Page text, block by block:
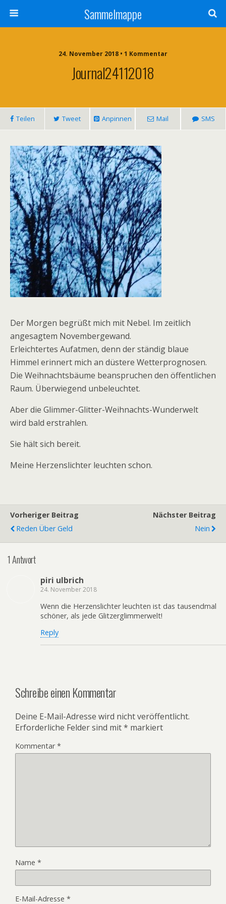
Sammelmappe
24. November 2018 • 1 Kommentar
Journal24112018
Teilen Tweet Anpinnen Mail SMS
Der Morgen begrüßt mich mit Nebel. Im zeitlich
angesagtem Novembergewand.
Erleichtertes Aufatmen, denn der ständig blaue
Himmel erinnert mich an düstere Wetterprognosen.
Die Weihnachtsbäume beanspruchen den öffentlichen
Raum. Überwiegend unbeleuchtet.
Aber die Glimmer-Glitter-Weihnachts-Wunderwelt
wird bald erstrahlen.
Sie hält sich bereit.
Meine Herzenslichter leuchten schon.
Vorheriger Beitrag
Reden Über Geld
Nächster Beitrag
Nein
1 Antwort
piri ulbrich
24. November 2018
Wenn die Herzenslichter leuchten ist das tausendmal
schöner, als jede Glitzerglimmerwelt!
Reply
Schreibe einen Kommentar
Deine E-Mail-Adresse wird nicht veröffentlicht.
Erforderliche Felder sind mit* markiert
Kommentar*
Name *
E-Mail-Adresse *